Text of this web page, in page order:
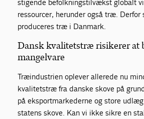
stigende befolkningstilvækst globalt
ressourcer, herunder også træ. Derfor
produceres træ i Danmark.
Dansk kvalitetstræ risikerer at
mangelvare
Træindustrien oplever allerede nu
kvalitetstræ fra danske skove på
på eksportmarkederne og store
statens skove. Kan vi ikke sikre en